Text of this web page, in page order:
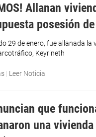
Allanan
posesión
29 de enero, fue allanada la
Keyrineth
| Leer Noticia
que
una